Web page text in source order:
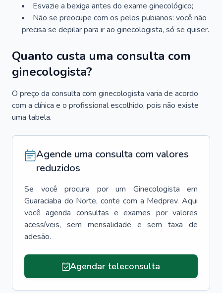
Esvazie a bexiga antes do exame ginecológico;
Não se preocupe com os pelos pubianos: você não
precisa se depilar para ir ao ginecologista, só se quiser.
Quanto custa uma consulta com
ginecologista?
O preço da consulta com ginecologista varia de acordo
com a clínica e o profissional escolhido, pois não existe
uma tabela.
Agende uma consulta com valores
reduzidos
Se você procura por um Ginecologista
em
Guaraciaba do Norte, conte com a Medprev. Aqui
você agenda consultas e exames por valores
acessíveis, sem mensalidade e sem taxa de
adesão.
Agendar teleconsulta